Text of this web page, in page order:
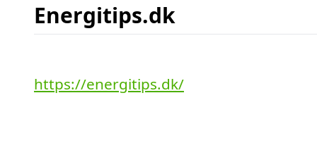
Energitips.dk
https://energitips.dk/